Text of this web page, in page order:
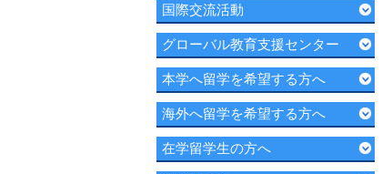
国際交流活動
グローバル教育支援センター
本学へ留学を希望する方へ
海外へ留学を希望する方へ
在学留学生の方へ